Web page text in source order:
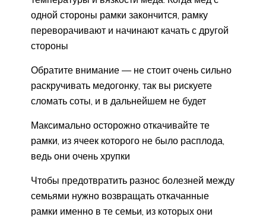
одной стороны рамки закончится, рамку
переворачивают и начинают качать с другой
стороны
Обратите внимание — не стоит очень сильно
раскручивать медогонку, так вы рискуете
сломать соты, и в дальнейшем не будет
Максимально осторожно откачивайте те
рамки, из ячеек которого не было расплода,
ведь они очень хрупки
Чтобы предотвратить разнос болезней между
семьями нужно возвращать откачанные
рамки именно в те семьи, из которых они